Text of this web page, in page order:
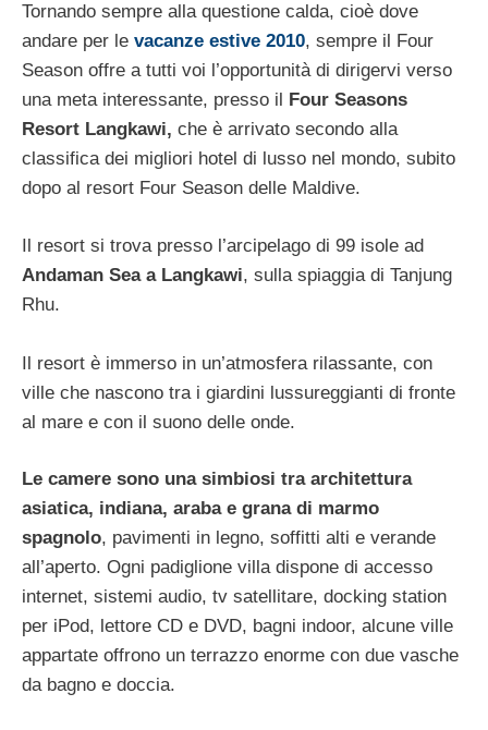
Tornando sempre alla questione calda, cioè dove
andare per le vacanze estive 2010, sempre il Four
Season offre a tutti voi l’opportunità di dirigervi verso
una meta interessante, presso il Four Seasons
Resort Langkawi, che è arrivato secondo alla
classifica dei migliori hotel di lusso nel mondo, subito
dopo al resort Four Season delle Maldive.
Il resort si trova presso l’arcipelago di 99 isole ad
Andaman Sea a Langkawi, sulla spiaggia di Tanjung
Rhu.
Il resort è immerso in un’atmosfera rilassante, con
ville che nascono tra i giardini lussureggianti di fronte
al mare e con il suono delle onde.
Le camere sono una simbiosi tra architettura
asiatica, indiana, araba e grana di marmo
spagnolo, pavimenti in legno, soffitti alti e verande
all’aperto. Ogni padiglione villa dispone di accesso
internet, sistemi audio, tv satellitare, docking station
per iPod, lettore CD e DVD, bagni indoor, alcune ville
appartate offrono un terrazzo enorme con due vasche
da bagno e doccia.